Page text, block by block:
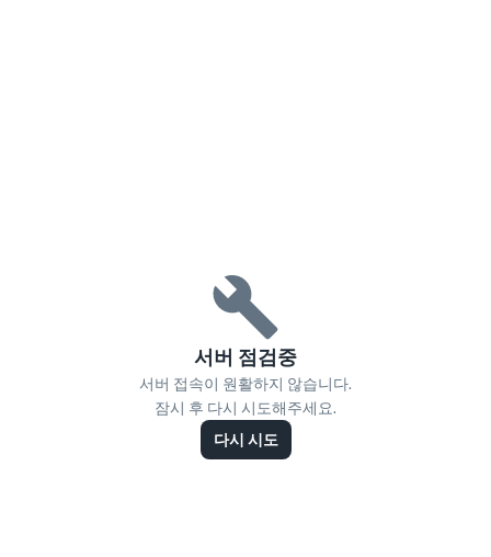
서버 점검중
서버 접속이 원활하지 않습니다.
잠시 후 다시 시도해주세요.
다시 시도